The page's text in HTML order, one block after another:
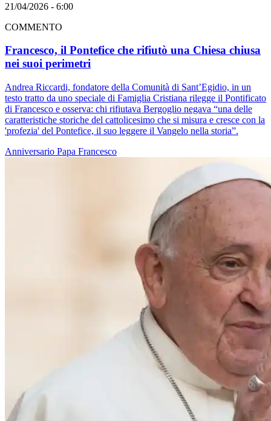
21/04/2026 - 6:00
COMMENTO
Francesco, il Pontefice che rifiutò una Chiesa chiusa
nei suoi perimetri
Andrea Riccardi, fondatore della Comunità di Sant’Egidio, in un
testo tratto da uno speciale di Famiglia Cristiana rilegge il Pontificato
di Francesco e osserva: chi rifiutava Bergoglio negava “una delle
caratteristiche storiche del cattolicesimo che si misura e cresce con la
'profezia' del Pontefice, il suo leggere il Vangelo nella storia”.
Anniversario Papa Francesco